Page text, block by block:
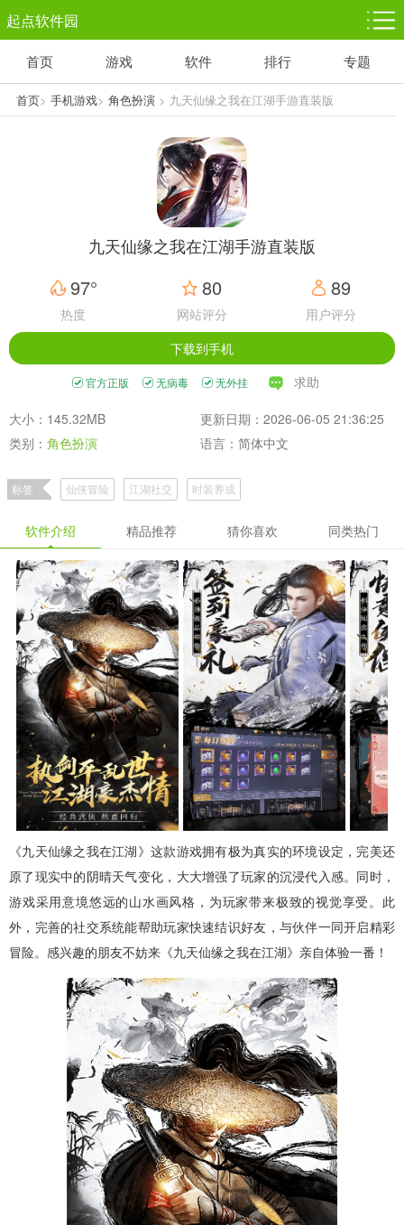
起点软件园
塔防游戏
1千+款游戏
休闲益智
1万+款游戏
体育竞技
5百+款游戏
赛车竞速
3百+款游戏
首页 游戏 软件 排行 专题
首页> 手机游戏> 角色扮演> 九天仙缘之我在江湖手游直装版
九天仙缘之我在江湖手游直装版
97°
热度
80
网站评分
89
用户评分
下载到手机
官方正版 无病毒 无外挂 求助
大小：145.32MB
更新日期：2026-06-05 21:36:25
类别： 角色扮演 语言：简体中文
标签 仙侠冒险 江湖社交 时装养成
软件介绍 精品推荐 猜你喜欢 同类热门
《九天仙缘之我在江湖》这款游戏拥有极为真实的环境设定，完美还
原了现实中的阴晴天气变化，大大增强了玩家的沉浸代入感。同时，
游戏采用意境悠远的山水画风格，为玩家带来极致的视觉享受。此
外，完善的社交系统能帮助玩家快速结识好友，与伙伴一同开启精彩
冒险。感兴趣的朋友不妨来《九天仙缘之我在江湖》亲自体验一番！